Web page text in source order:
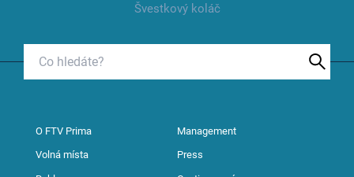
Švestkový koláč
O FTV Prima Management
Volná místa Press